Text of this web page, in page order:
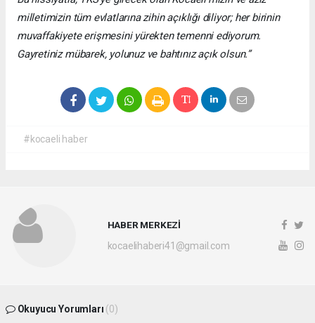
milletimizin tüm evlatlarına zihin açıklığı diliyor; her birinin
muvaffakiyete erişmesini yürekten temenni ediyorum.
Gayretiniz mübarek, yolunuz ve bahtınız açık olsun.”
#kocaeli haber
HABER MERKEZİ
kocaelihaberi41@gmail.com
Okuyucu Yorumları (0)